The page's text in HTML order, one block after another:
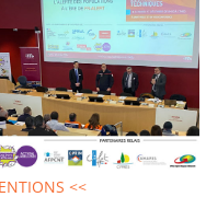
<<